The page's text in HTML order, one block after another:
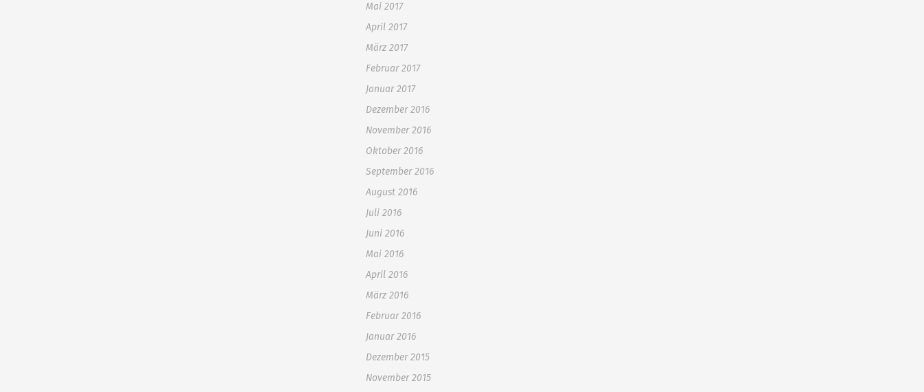
Mai 2017
April 2017
März 2017
Februar 2017
Januar 2017
Dezember 2016
November 2016
Oktober 2016
September 2016
August 2016
Juli 2016
Juni 2016
Mai 2016
April 2016
März 2016
Februar 2016
Januar 2016
Dezember 2015
November 2015